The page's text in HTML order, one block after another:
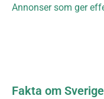
Annonser som ger
Fakta om